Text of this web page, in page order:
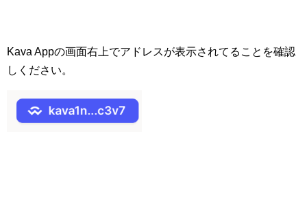
Kava Appの画面右上でアドレスが表示されてることを確認
しください。